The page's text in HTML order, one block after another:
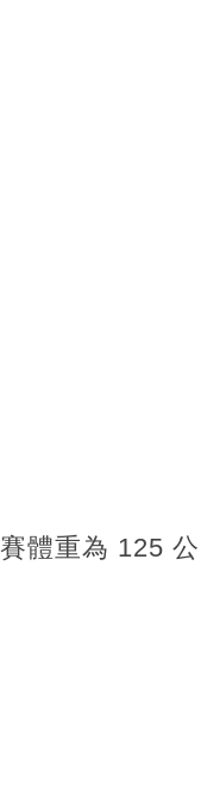
體重為 125 公